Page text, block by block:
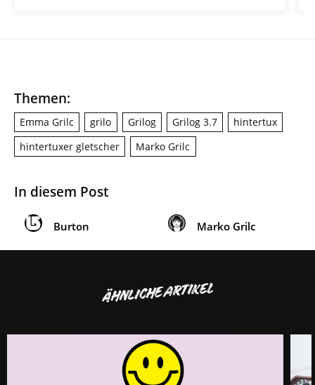
Themen:
Emma Grilc grilo Grilog Grilog 3.7
hintertux
hintertuxer gletscher
Marko Grilc
In diesem Post
Burton Marko Grilc
ÄHNLICHE ARTIKEL